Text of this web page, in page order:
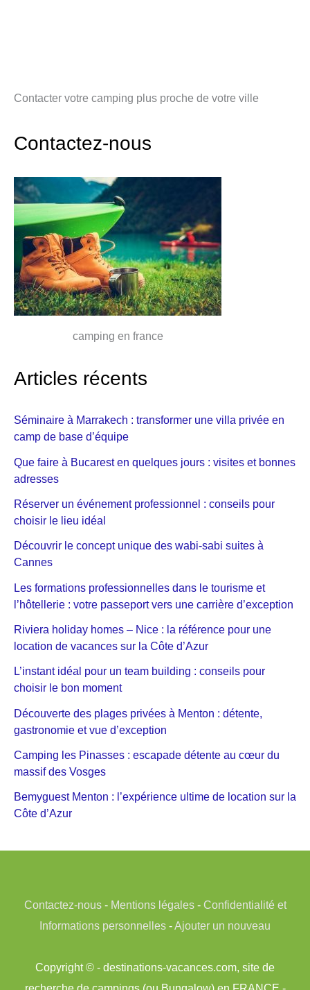
Contacter votre camping plus proche de votre ville
Contactez-nous
camping en france
Articles récents
Séminaire à Marrakech : transformer une villa privée en
camp de base d’équipe
Que faire à Bucarest en quelques jours : visites et bonnes
adresses
Réserver un événement professionnel : conseils pour
choisir le lieu idéal
Découvrir le concept unique des wabi-sabi suites à
Cannes
Les formations professionnelles dans le tourisme et
l’hôtellerie : votre passeport vers une carrière d’exception
Riviera holiday homes – Nice : la référence pour une
location de vacances sur la Côte d’Azur
L’instant idéal pour un team building : conseils pour
choisir le bon moment
Découverte des plages privées à Menton : détente,
gastronomie et vue d’exception
Camping les Pinasses : escapade détente au cœur du
massif des Vosges
Bemyguest Menton : l’expérience ultime de location sur la
Côte d’Azur
Contactez-nous- Mentions légales- Confidentialité et
Informations personnelles -Ajouter un nouveau
Copyright © - destinations-vacances.com, site de